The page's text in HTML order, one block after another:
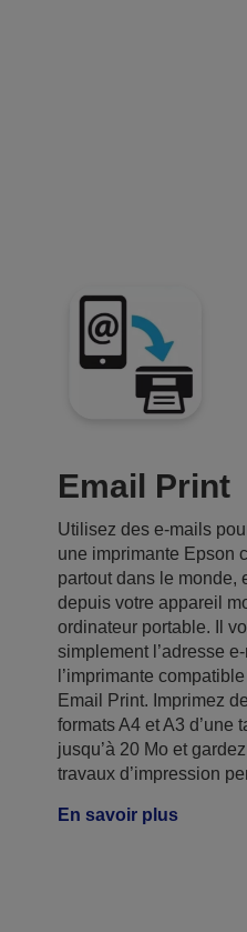
Email Print
Utilisez des e-mails
une imprimante Epson
partout dans le monde,
depuis votre appareil
ordinateur portable. Il
simplement l’adresse
l’imprimante
Email Print. Imprimez
formats A4 et A3 d’une
jusqu’à 20 Mo et
travaux d’impression
En savoir plus